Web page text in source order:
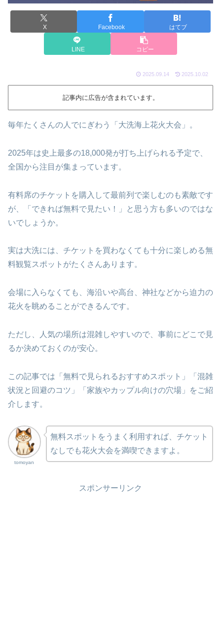
X Facebook はてブ
LINE コピー
2025.09.14 2025.10.02
記事内に広告が含まれています。
毎年たくさんの人でにぎわう「大洗海上花火大会」。
2025年は史上最多の18,000発が打ち上げられる予定で、
全国から注目が集まっています。
有料席のチケットを購入して最前列で楽しむのも素敵です
が、「できれば無料で見たい！」と思う方も多いのではな
いでしょうか。
実は大洗には、チケットを買わなくても十分に楽しめる無
料観覧スポットがたくさんあります。
会場に入らなくても、海沿いや高台、神社などから迫力の
花火を眺めることができるんです。
ただし、人気の場所は混雑しやすいので、事前にどこで見
るか決めておくのが安心。
この記事では「無料で見られるおすすめスポット」「混雑
状況と回避のコツ」「家族やカップル向けの穴場」をご紹
介します。
tomoyan
無料スポットをうまく利用すれば、チケット
なしでも花火大会を満喫できますよ。
スポンサーリンク